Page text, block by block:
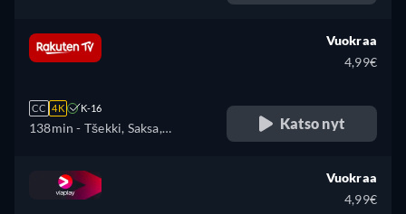
Puola, Portugali
CC 4K K-16
138min - Tšekki, Saksa,
Unkari, Italia, Puola, Ukraina
Vuokraa
4,99€
Katso nyt
Vuokraa
4,99€